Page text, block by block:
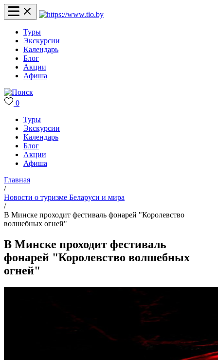
Туры
Экскурсии
Календарь
Блог
Акции
Афиша
0
Туры
Экскурсии
Календарь
Блог
Акции
Афиша
Главная
/
Новости о туризме Беларуси и мира
/
В Минске проходит фестиваль фонарей "Королевство
волшебных огней"
В Минске проходит фестиваль
фонарей "Королевство волшебных
огней"